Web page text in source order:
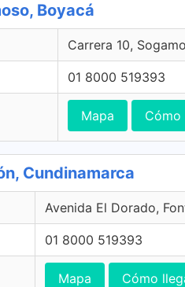
Boyacá
Carrera 10,
01 8000 519393
Mapa Cómo
Cundinamarca
Avenida El Dorado,
01 8000 519393
Mapa Cómo